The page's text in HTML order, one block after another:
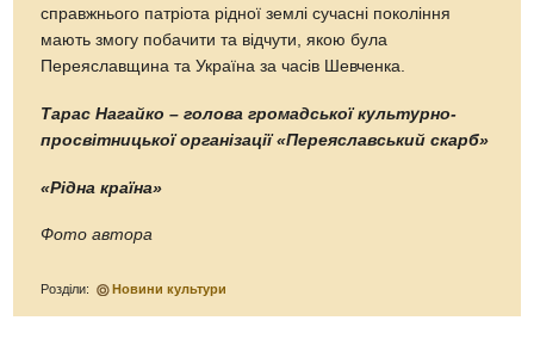
справжнього патріота рідної землі сучасні покоління
мають змогу побачити та відчути, якою була
Переяславщина та Україна за часів Шевченка.
Тарас Нагайко – голова громадської культурно-
просвітницької організації «Переяславський скарб»
«Рідна країна»
Фото автора
Розділи: Новини культури